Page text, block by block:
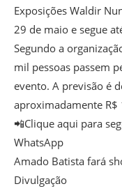
Exposições Waldir
29 de maio e segue
Segundo a
mil pessoas passem
evento. A previsão é
aproximadamente
📲Clique aqui para
WhatsApp
Amado Batista fará
Divulgação